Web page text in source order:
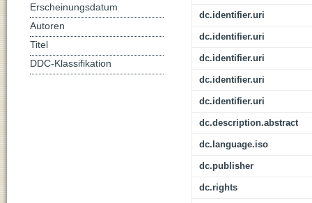
dc.identifier.uri
dc.identifier.uri
dc.identifier.uri
dc.identifier.uri
dc.identifier.uri
dc.description.abstract
dc.language.iso
dc.publisher
dc.rights
Erscheinungsdatum
Autoren
Titel
DDC-Klassifikation